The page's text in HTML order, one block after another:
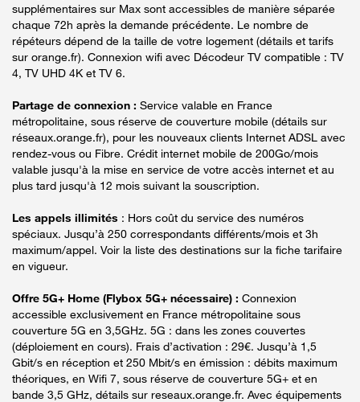
supplémentaires sur Max sont accessibles de manière séparée
chaque 72h après la demande précédente. Le nombre de
répéteurs dépend de la taille de votre logement (détails et tarifs
sur orange.fr). Connexion wifi avec Décodeur TV compatible : TV
4, TV UHD 4K et TV 6.
Partage de connexion : Service valable en France
métropolitaine, sous réserve de couverture mobile (détails sur
réseaux.orange.fr), pour les nouveaux clients Internet ADSL avec
rendez-vous ou Fibre. Crédit internet mobile de 200Go/mois
valable jusqu'à la mise en service de votre accès internet et au
plus tard jusqu'à 12 mois suivant la souscription.
Les appels illimités : Hors coût du service des numéros
spéciaux. Jusqu’à 250 correspondants différents/mois et 3h
maximum/appel. Voir la liste des destinations sur la fiche tarifaire
en vigueur.
Offre 5G+ Home (Flybox 5G+ nécessaire) : Connexion
accessible exclusivement en France métropolitaine sous
couverture 5G en 3,5GHz. 5G : dans les zones couvertes
(déploiement en cours). Frais d’activation : 29€. Jusqu’à 1,5
Gbit/s en réception et 250 Mbit/s en émission : débits maximum
théoriques, en Wifi 7, sous réserve de couverture 5G+ et en
bande 3,5 GHz, détails sur reseaux.orange.fr. Avec équipements